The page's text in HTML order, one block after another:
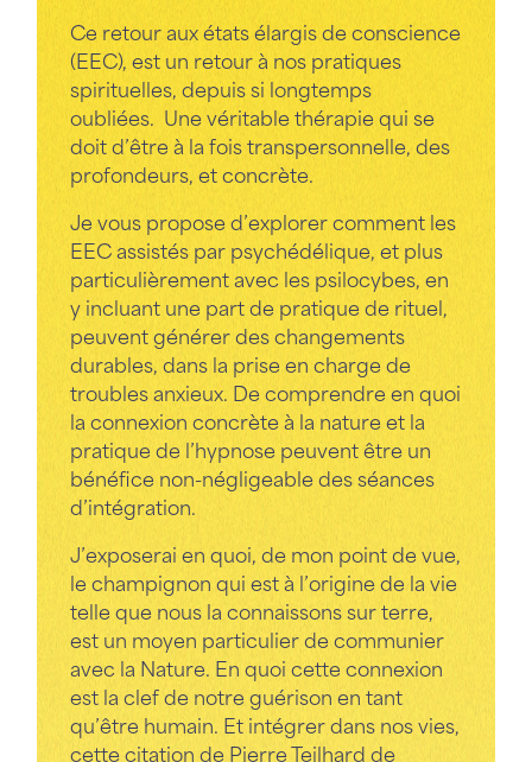
Ce retour aux états élargis de conscience
(EEC), est un retour à nos pratiques
spirituelles, depuis si longtemps
oubliées. Une véritable thérapie qui se
doit d’être à la fois transpersonnelle, des
profondeurs, et concrète.
Je vous propose d’explorer comment les
EEC assistés par psychédélique, et plus
particulièrement avec les psilocybes, en
y incluant une part de pratique de rituel,
peuvent générer des changements
durables, dans la prise en charge de
troubles anxieux. De comprendre en quoi
la connexion concrète à la nature et la
pratique de l’hypnose peuvent être un
bénéfice non-négligeable des séances
d’intégration.
J’exposerai en quoi, de mon point de vue,
le champignon qui est à l’origine de la vie
telle que nous la connaissons sur terre,
est un moyen particulier de communier
avec la Nature. En quoi cette connexion
est la clef de notre guérison en tant
qu’être humain. Et intégrer dans nos vies,
cette citation de Pierre Teilhard de